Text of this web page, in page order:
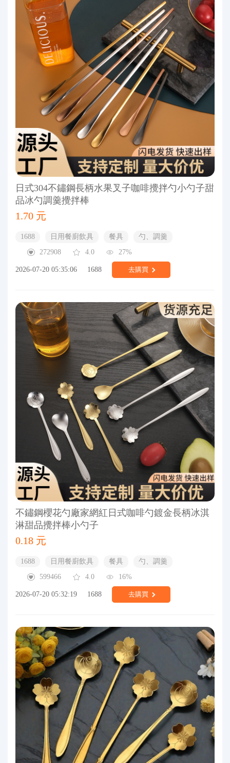
日式304不鏽鋼長柄水果叉子咖啡攪拌勺小勺子甜
品冰勺調羹攪拌棒
1.70 元
1688 日用餐廚飲具 餐具
勺、調羹
272908
4.0 27%
2026-07-20 05:35:06 1688 去購買
不鏽鋼櫻花勺廠家網紅日式咖啡勺鍍金長柄冰淇
淋甜品攪拌棒小勺子
0.18 元
1688 日用餐廚飲具 餐具
勺、調羹
599466
4.0 16%
2026-07-20 05:32:19 1688 去購買